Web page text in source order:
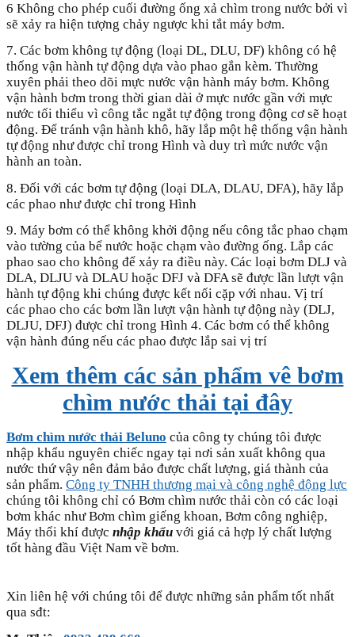
6 Không cho phép cuối đường ống xả chìm trong nước bởi vì
sẽ xảy ra hiện tượng chảy ngược khi tắt máy bơm.
7. Các bơm không tự động (loại DL, DLU, DF) không có hệ
thống vận hành tự động dựa vào phao gắn kèm. Thường
xuyên phải theo dõi mực nước vận hành máy bơm. Không
vận hành bơm trong thời gian dài ở mực nước gần với mực
nước tối thiểu vì công tắc ngắt tự động trong động cơ sẽ hoạt
động. Để tránh vận hành khô, hãy lắp một hệ thống vận hành
tự động như được chỉ trong Hình và duy trì mức nước vận
hành an toàn.
8. Đối với các bơm tự động (loại DLA, DLAU, DFA), hãy lắp
các phao như được chỉ trong Hình
9. Máy bơm có thể không khởi động nếu công tắc phao chạm
vào tường của bể nước hoặc chạm vào đường ống. Lắp các
phao sao cho không để xảy ra điều này. Các loại bơm DLJ và
DLA, DLJU và DLAU hoặc DFJ và DFA sẽ được lần lượt vận
hành tự động khi chúng được kết nối cặp với nhau. Vị trí
các phao cho các bơm lần lượt vận hành tự động này (DLJ,
DLJU, DFJ) được chỉ trong Hình 4. Các bơm có thể không
vận hành đúng nếu các phao được lắp sai vị trí
Xem thêm các sản phẩm vê bơm
chìm nước thải tại đây
Bơm chìm nước thải Beluno của công ty chúng tôi được
nhập khẩu nguyên chiếc ngay tại nơi sản xuất không qua
nước thứ vậy nên đảm bảo được chất lượng, giá thành của
sản phẩm. Công ty TNHH thương mại và công nghệ động lực
chúng tôi không chỉ có Bơm chìm nước thải còn có các loại
bơm khác như Bơm chìm giếng khoan, Bơm công nghiệp,
Máy thổi khí được nhập khẩu với giá cả hợp lý chất lượng
tốt hàng đầu Việt Nam về bơm.
Xin liên hệ với chúng tôi để được những sản phẩm tốt nhất
qua sđt: